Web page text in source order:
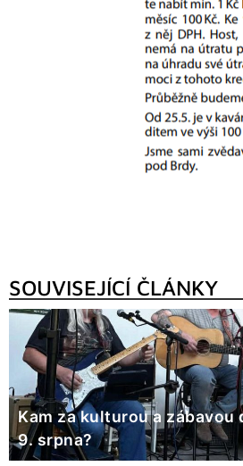
SOUVISEJÍCÍ ČLÁNKY
Kam za kulturou a zábavou
9. srpna?